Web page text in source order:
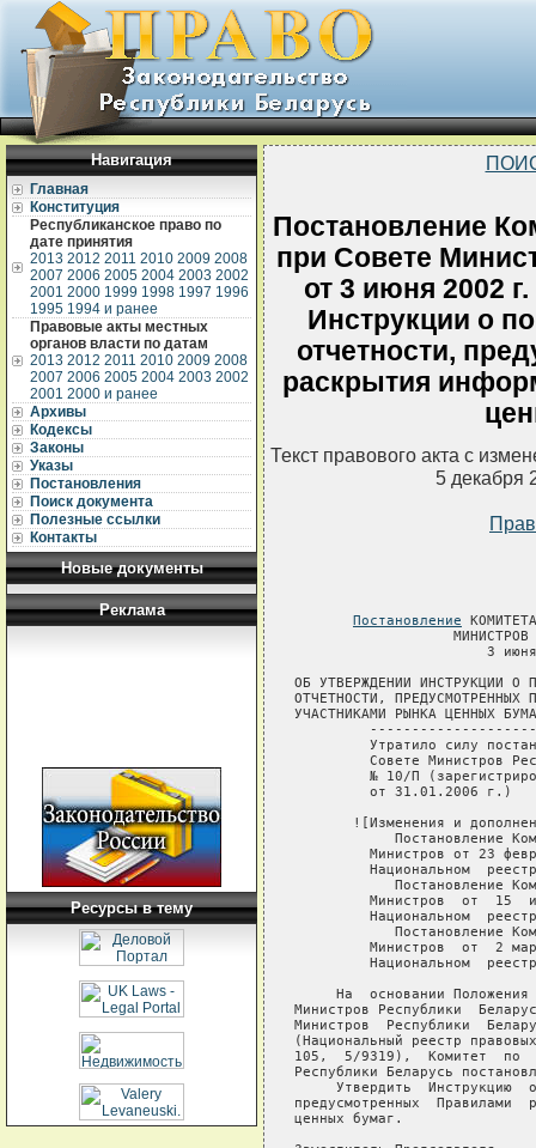
Навигация
Главная
Конституция
Республиканское право по
дате принятия
2013 2012 2011 2010 2009 2008
2007 2006 2005 2004 2003 2002
2001 2000 1999 1998 1997 1996
1995 1994 и ранее
Правовые акты местных
органов власти по датам
2013 2012 2011 2010 2009 2008
2007 2006 2005 2004 2003 2002
2001 2000 и ранее
Архивы
Кодексы
Законы
Указы
Постановления
Поиск документа
Полезные ссылки
Контакты
Новые документы
Реклама
Ресурсы в тему
Постановление
при Совете
от 3 июня 2002
Инструкции о
отчетности,
раскрытия
Текст правового акта с
5 декабря
Постановление КОМИТЕТА ПО ЦЕННЫМ БУМАГАМ ПРИ СОВЕТЕ
                   МИНИСТРОВ РЕСПУБЛИКИ БЕЛАРУСЬ
                       3 июня 2002 г. № 11/П

ОБ УТВЕРЖДЕНИИ ИНСТРУКЦИИ О ПОРЯДКЕ ЗАПОЛНЕНИЯ ФОРМ
ОТЧЕТНОСТИ, ПРЕДУСМОТРЕННЫХ ПРАВИЛАМИ РАСКРЫТИЯ ИНФОРМАЦИИ
УЧАСТНИКАМИ РЫНКА ЦЕННЫХ БУМАГ
         -----------------------------------------------------------
         Утратило силу постановлением Комитета по ценным бумагам при
         Совете Министров Республики Беларусь от 16 декабря 2005  г.
         № 10/П (зарегистрировано в Национальном реестре - № 8/13912
         от 31.01.2006 г.)   

       ![Изменения и дополнения:
            Постановление Комитета  по  ценным  бумагам  при  Совете
         Министров от 23 февраля 2004 г.  № 05/И (зарегистрировано в
         Национальном  реестре  -  №  8/10707  от   22.03.2004   г.);
            Постановление Комитета  по  ценным  бумагам  при  Совете
         Министров  от  15  июля 2004 г.  № 11/И (зарегистрировано в
         Национальном  реестре  -  №  8/11332  от   05.08.2004   г.);
            Постановление Комитета  по  ценным  бумагам  при  Совете
         Министров  от  2 марта 2005 г.  № 02/И  (зарегистрировано в
         Национальном  реестре  -  №  8/12305  от   24.03.2005   г.)].

     На  основании Положения о Комитете по ценным бумагам при Совете
Министров Республики  Беларусь,  утвержденного постановлением Совета
Министров  Республики  Беларусь  от  31  октября  2001  г.  №   1593
(Национальный реестр правовых актов Республики Беларусь,  2001 г., №
105,  5/9319),  Комитет  по  ценным  бумагам  при  Совете  Министров
Республики Беларусь постановляет:
     Утвердить  Инструкцию  о  порядке  заполнения  форм отчетности,
предусмотренных  Правилами  раскрытия  информации  участниками рынка
ценных бумаг.

Заместитель Председателя                               В.Г.КУЛАЖЕНКО

                                              УТВЕРЖДЕНО
                                              Постановление Комитета
                                              по ценным бумагам
                                              при Совете Министров